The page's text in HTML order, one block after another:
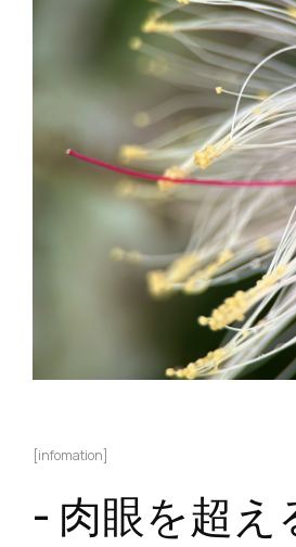
[infomation]
- 肉眼を超え